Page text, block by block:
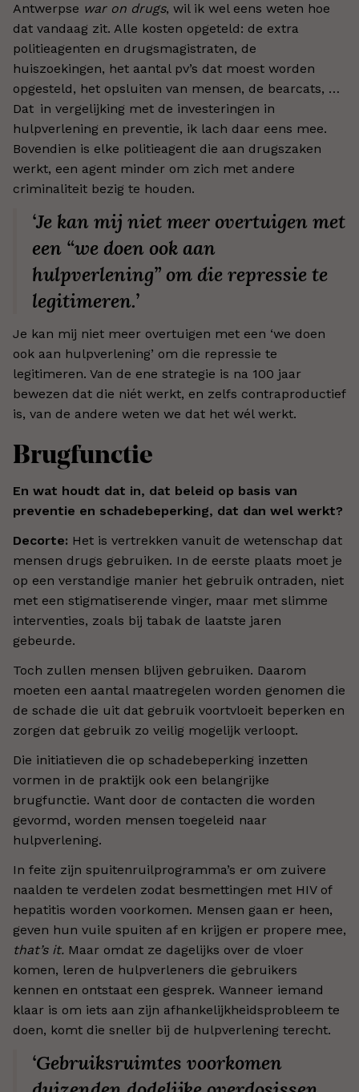
Antwerpse war on drugs, wil ik wel eens weten hoe
dat vandaag zit. Alle kosten opgeteld: de extra
politieagenten en drugsmagistraten, de
huiszoekingen, het aantal pv’s dat moest worden
opgesteld, het opsluiten van mensen, de bearcats, …
Dat in vergelijking met de investeringen in
hulpverlening en preventie, ik lach daar eens mee.
Bovendien is elke politieagent die aan drugszaken
werkt, een agent minder om zich met andere
criminaliteit bezig te houden.
‘Je kan mij niet meer overtuigen met
een “we doen ook aan
hulpverlening” om die repressie te
legitimeren.’
Je kan mij niet meer overtuigen met een ‘we doen
ook aan hulpverlening’ om die repressie te
legitimeren. Van de ene strategie is na 100 jaar
bewezen dat die niét werkt, en zelfs contraproductief
is, van de andere weten we dat het wél werkt.
Brugfunctie
En wat houdt dat in, dat beleid op basis van
preventie en schadebeperking, dat dan wel werkt?
Decorte: Het is vertrekken vanuit de wetenschap dat
mensen drugs gebruiken. In de eerste plaats moet je
op een verstandige manier het gebruik ontraden, niet
met een stigmatiserende vinger, maar met slimme
interventies, zoals bij tabak de laatste jaren
gebeurde.
Toch zullen mensen blijven gebruiken. Daarom
moeten een aantal maatregelen worden genomen die
de schade die uit dat gebruik voortvloeit beperken en
zorgen dat gebruik zo veilig mogelijk verloopt.
Die initiatieven die op schadebeperking inzetten
vormen in de praktijk ook een belangrijke
brugfunctie. Want door de contacten die worden
gevormd, worden mensen toegeleid naar
hulpverlening.
In feite zijn spuitenruilprogramma’s er om zuivere
naalden te verdelen zodat besmettingen met HIV of
hepatitis worden voorkomen. Mensen gaan er heen,
geven hun vuile spuiten af en krijgen er propere mee,
that’s it. Maar omdat ze dagelijks over de vloer
komen, leren de hulpverleners die gebruikers
kennen en ontstaat een gesprek. Wanneer iemand
klaar is om iets aan zijn afhankelijkheidsprobleem te
doen, komt die sneller bij de hulpverlening terecht.
‘Gebruiksruimtes voorkomen